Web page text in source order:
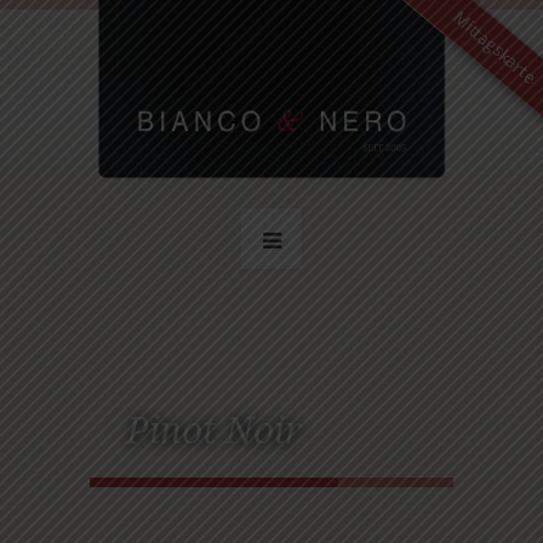
Pinot Noir
Mittagskarte